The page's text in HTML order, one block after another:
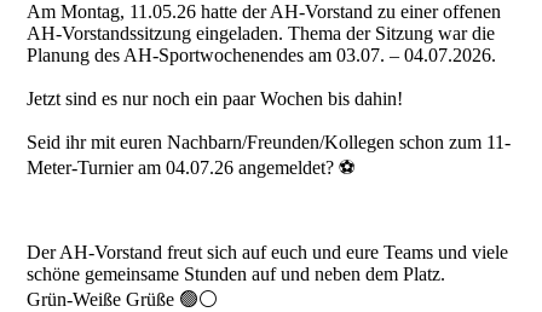
Am Montag, 11.05.26 hatte der AH-Vorstand zu einer offenen
AH-Vorstandssitzung eingeladen. Thema der Sitzung war die
Planung des AH-Sportwochenendes am 03.07. – 04.07.2026.
Jetzt sind es nur noch ein paar Wochen bis dahin!
Seid ihr mit euren Nachbarn/Freunden/Kollegen schon zum 11-
Meter-Turnier am 04.07.26 angemeldet? ⚽
Der AH-Vorstand freut sich auf euch und eure Teams und viele
schöne gemeinsame Stunden auf und neben dem Platz.
Grün-Weiße Grüße 🟢⚪